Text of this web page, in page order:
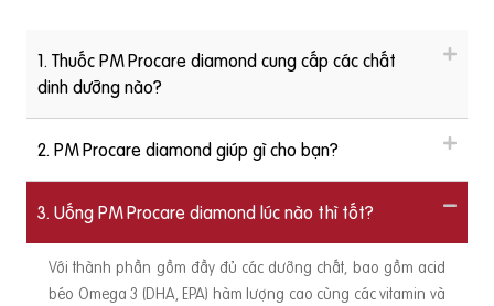
1. Thuốc PM Procare diamond cung cấp các chất
dinh dưỡng nào?
2. PM Procare diamond giúp gì cho bạn?
3. Uống PM Procare diamond lúc nào thì tốt?
Với thành phần gồm đầy đủ các dưỡng chất, bao gồm acid
béo Omega 3 (DHA, EPA) hàm lượng cao cùng các vitamin và